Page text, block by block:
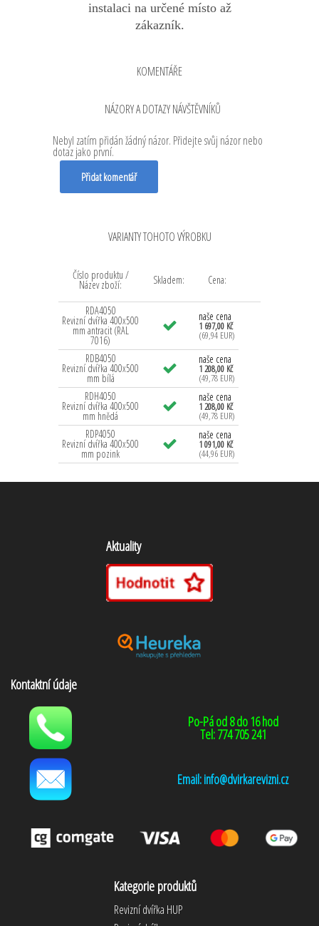
instalaci na určené místo až
zákazník.
KOMENTÁŘE
NÁZORY A DOTAZY NÁVŠTĚVNÍKŮ
Nebyl zatím přidán žádný názor. Přidejte svůj názor nebo
dotaz jako první.
Přidat komentář
VARIANTY TOHOTO VÝROBKU
Číslo produktu /
Název zboží: Skladem: Cena:
RDA4050
Revizní dvířka 400x500
mm antracit (RAL
7016)
naše cena
1 697,00 Kč
(69,94 EUR)
RDB4050
Revizní dvířka 400x500
mm bílá
naše cena
1 208,00 Kč
(49,78 EUR)
RDH4050
Revizní dvířka 400x500
mm hnědá
naše cena
1 208,00 Kč
(49,78 EUR)
RDP4050
Revizní dvířka 400x500
mm pozink
naše cena
1 091,00 Kč
(44,96 EUR)
Aktuality
Kontaktní údaje
Po-Pá od 8 do 16 hod
Tel: 774 705 241
Email: info@dvirkarevizni.cz
Kategorie produktů
Revizní dvířka HUP